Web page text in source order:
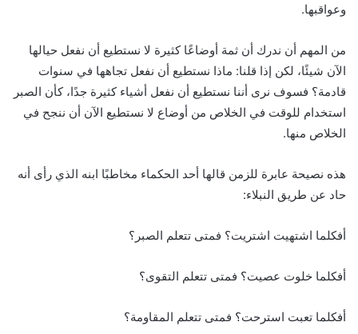
وعواقبها.
من المهم أن ندرك أن ثمة أوضاعًا كثيرة لا نستطيع أن نفعل حيالها
الآن شيئًا، لكن إذا قلنا: ماذا نستطيع أن نفعل تجاهها في سنوات
قادمة؟ فسوف نرى أننا نستطيع أن نفعل أشياء كثيرة جدًا، كأن الصبر
استخدام للوقت في الخلاص من أوضاع لا نستطيع الآن أن ننجح في
الخلاص منها.
هذه نصيحة عابرة للزمن قالها أحد الحكماء مخاطبًا ابنه الذي رأى أنه
حاد عن طريق النبلاء:
أفكلما اشتهيت اشتريت؟ فمتى تتعلم الصبر؟
أفكلما خلوت عصيت؟ فمتى تتعلم التقوى؟
أفكلما تعبت استرحت؟ فمتى تتعلم المقاومة؟